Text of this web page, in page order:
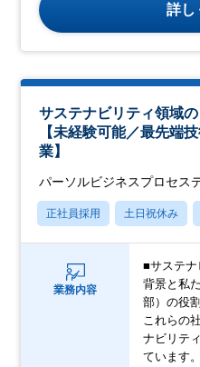
詳し
サステナビリティ領域
【未経験可能／最先端
業】
パーソルビジネスプロセス
正社員採用 土日祝休み
業務内容
■サステナ
背景と私
部）の役
これらの
ナビリテ
ています。